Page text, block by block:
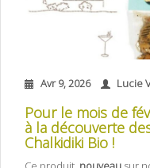
Avr 9, 2026 Lucie
Pour le mois de
à la découverte
Chalkidiki Bio !